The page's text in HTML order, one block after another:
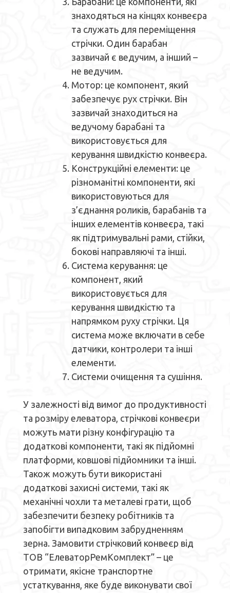
знаходяться на кінцях конвеєра
та служать для переміщення
стрічки. Один барабан
зазвичай є ведучим, а інший –
не ведучим.
Мотор: це компонент, який
забезпечує рух стрічки. Він
зазвичай знаходиться на
ведучому барабані та
використовується для
керування швидкістю конвеєра.
Конструкційні елементи: це
різноманітні компоненти, які
використовуються для
з’єднання роликів, барабанів та
інших елементів конвеєра, такі
як підтримувальні рами, стійки,
бокові направляючі та інші.
Система керування: це
компонент, який
використовується для
керування швидкістю та
напрямком руху стрічки. Ця
система може включати в себе
датчики, контролери та інші
елементи.
Системи очищення та сушіння.
У залежності від вимог до продуктивності
та розміру елеватора, стрічкові конвеєри
можуть мати різну конфігурацію та
додаткові компоненти, такі як підйомні
платформи, ковшові підйомники та інші.
Також можуть бути використані
додаткові захисні системи, такі як
механічні чохли та металеві грати, щоб
забезпечити безпеку робітників та
запобігти випадковим забрудненням
зерна. Замовити стрічковий конвеєр від
ТОВ “ЕлеваторРемКомплект” – це
отримати, якісне транспортне
устаткування, яке буде виконувати свої